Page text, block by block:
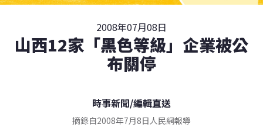
2008年07月08日
山西12家「黑色等級」企業被公
布關停
時事新聞/編輯直送
摘錄自2008年7月8日人民網報導